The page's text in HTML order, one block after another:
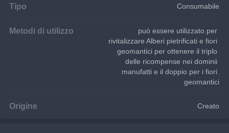
Tipo Consumabile
Metodi di utilizzo
può essere utilizzato per
rivitalizzare Alberi pietrificati e fiori
geomantici per ottenere il triplo
delle ricompense nei dominii
manufatti e il doppio per i fiori
geomantici
Origine Creato